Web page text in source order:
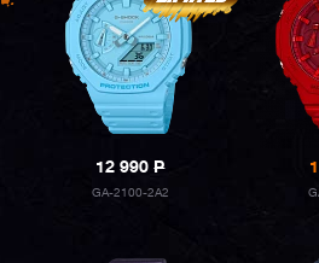
12 990P
GA-2100-2A2